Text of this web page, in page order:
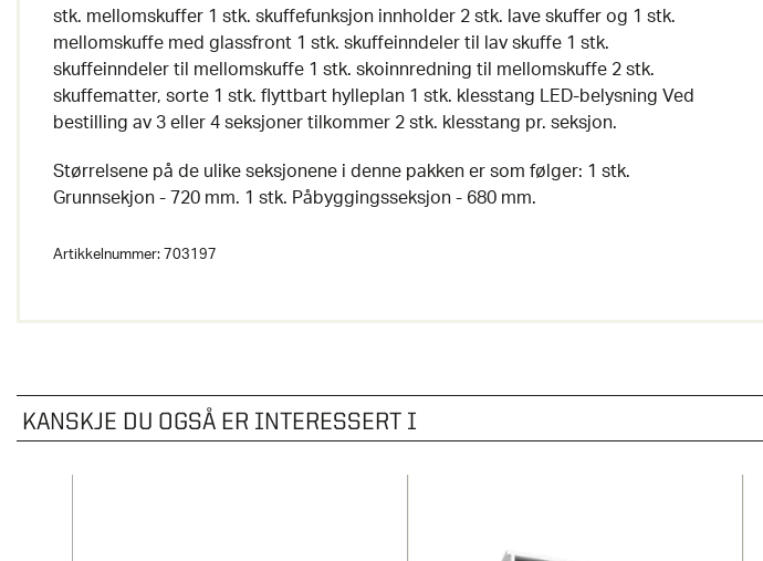
stk. mellomskuffer 1 stk. skuffefunksjon innholder 2 stk. lave skuffer og 1 stk.
mellomskuffe med glassfront 1 stk. skuffeinndeler til lav skuffe 1 stk.
skuffeinndeler til mellomskuffe 1 stk. skoinnredning til mellomskuffe 2 stk.
skuffematter, sorte 1 stk. flyttbart hylleplan 1 stk. klesstang LED-belysning Ved
bestilling av 3 eller 4 seksjoner tilkommer 2 stk. klesstang pr. seksjon.
Størrelsene på de ulike seksjonene i denne pakken er som følger: 1 stk.
Grunnsekjon - 720 mm. 1 stk. Påbyggingsseksjon - 680 mm.
Artikkelnummer: 703197
KANSKJE DU OGSÅ ER INTERESSERT I